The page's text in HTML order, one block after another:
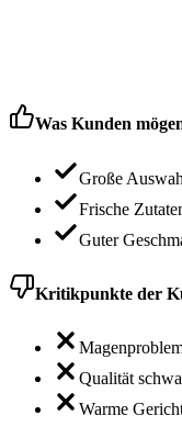
Was Kunden
Große
Frische
Guter
Kritikpunkte der
Qualität
Warme